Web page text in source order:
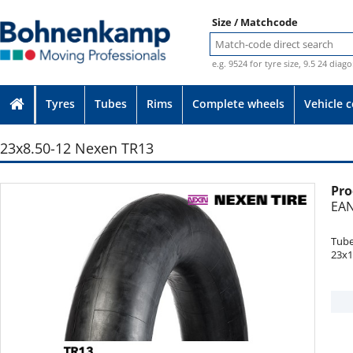
Size / Matchcode
e.g. 9524 for tyre size, 9.5 24
Tyres Tubes Rims Complete wheels Vehicle
23x8.50-12 Nexen TR13